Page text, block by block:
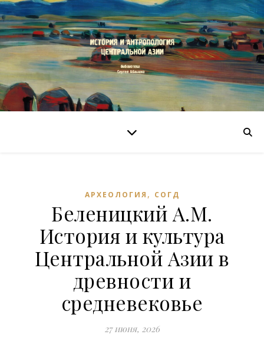
АРХЕОЛОГИЯ , СОГД
Беленицкий А.М.
История и культура
Центральной Азии в
древности и
средневековье
27 июня, 2026